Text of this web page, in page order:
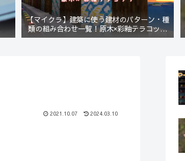
【マイクラ】建築に使う建材のパターン・種
類の組み合わせ一覧！原木×彩釉テラコッタ
編【Minecraft】
2021.10.07 2024.03.10